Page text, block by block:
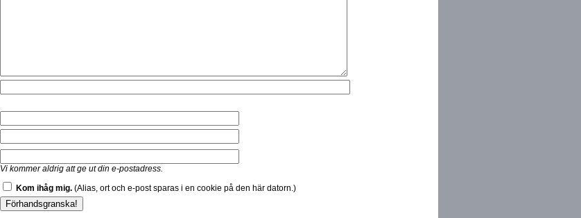
Vi kommer aldrig att ge ut din e-postadress.
Kom ihåg mig. (Alias, ort och e-post sparas i en cookie på den här datorn.)